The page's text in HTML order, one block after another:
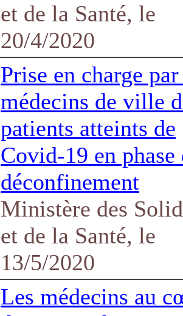
et de la Santé, le
20/4/2020
Prise en charge
médecins de ville
patients atteints de
Covid-19 en phase
déconfinement
Ministère des
et de la Santé, le
13/5/2020
Les médecins au